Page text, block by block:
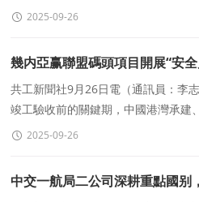
EPC1包碼頭預制面闆制作進展順利，
2025-09-26
幾内亞赢聯盟碼頭項目開展“安
共工新聞社9月26日電（通訊員：李
竣工驗收前的關鍵期，中國港灣承建
幾内亞西芒杜鐵礦配套馬瑞巴亞港礦
2025-09-26
中交一航局二公司深耕重點國别